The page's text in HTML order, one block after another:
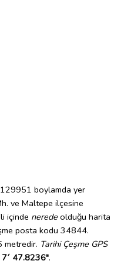
boylamda yer
ve Maltepe ilçesine
içinde nerede olduğu harita
posta kodu 34844.
metredir. Tarihi Çeşme GPS
47.8236".